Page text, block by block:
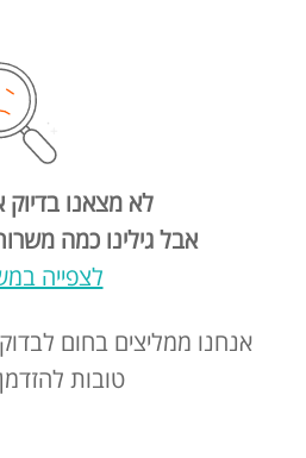
לא מצאנו
אבל גילינו כמה
לצפייה
אנחנו ממליצים בחום
טובות